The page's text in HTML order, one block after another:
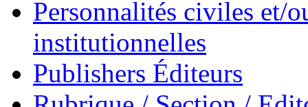
Personnalités civiles et/
institutionnelles
Publishers Éditeurs